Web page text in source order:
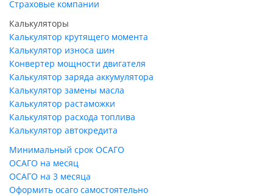
Страховые компании
Калькуляторы
Калькулятор крутящего момента
Калькулятор износа шин
Конвертер мощности двигателя
Калькулятор заряда аккумулятора
Калькулятор замены масла
Калькулятор растаможки
Калькулятор расхода топлива
Калькулятор автокредита
Минимальный срок ОСАГО
ОСАГО на месяц
ОСАГО на 3 месяца
Оформить осаго самостоятельно